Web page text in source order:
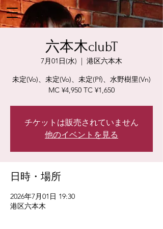
六本木clubT
7月01日(水)
  |
港区六本木
未定(Vo)、未定(Vo)、未定(Pf)、水野樹里(Vn)
MC ¥4,950 TC ¥1,650
チケットは販売されていません
他のイベントを見る
日時・場所
2026年7月01日 19:30
港区六本木